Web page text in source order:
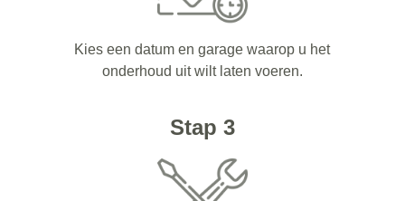
Kies een datum en garage waarop u het
onderhoud uit wilt laten voeren.
Stap 3